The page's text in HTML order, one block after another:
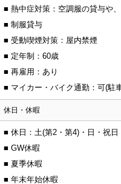
■ 熱中症対策：空調服の貸与や
■ 制服貸与
■ 受動喫煙対策：屋内禁煙
■ 定年制：60歳
■ 再雇用：あり
■ マイカー・バイク通勤：可(駐
休日・休暇
■ 休日：土(第2・第4)・日・祝日
■ GW休暇
■ 夏季休暇
■ 年末年始休暇